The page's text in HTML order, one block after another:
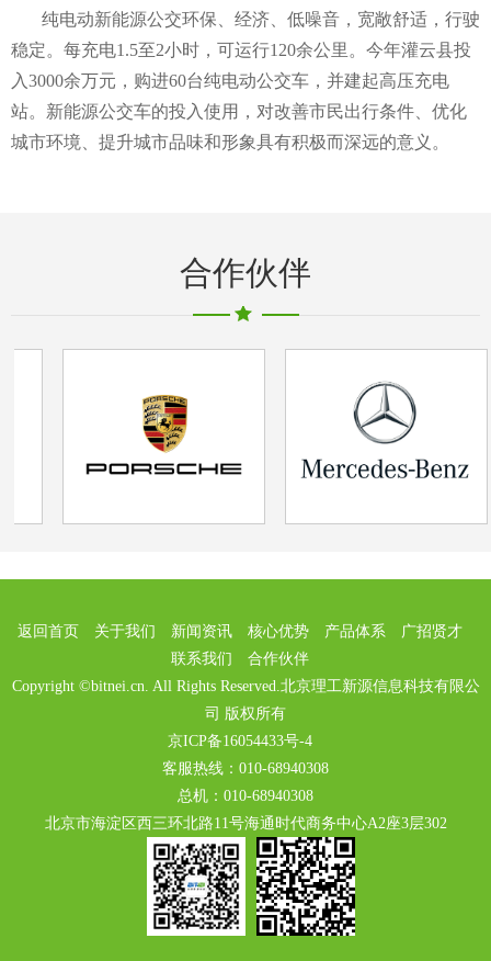
纯电动新能源公交环保、经济、低噪音，宽敞舒适，行驶
稳定。每充电1.5至2小时，可运行120余公里。今年灌云县投
入3000余万元，购进60台纯电动公交车，并建起高压充电
站。新能源公交车的投入使用，对改善市民出行条件、优化
城市环境、提升城市品味和形象具有积极而深远的意义。
合作伙伴
返回首页 关于我们 新闻资讯 核心优势 产品体系
广招贤才
联系我们
合作伙伴
Copyright ©bitnei.cn. All Rights Reserved.北京理工新源信息科技有限公
司 版权所有
京ICP备16054433号-4
客服热线：010-68940308
总机：010-68940308
北京市海淀区西三环北路11号海通时代商务中心A2座3层302